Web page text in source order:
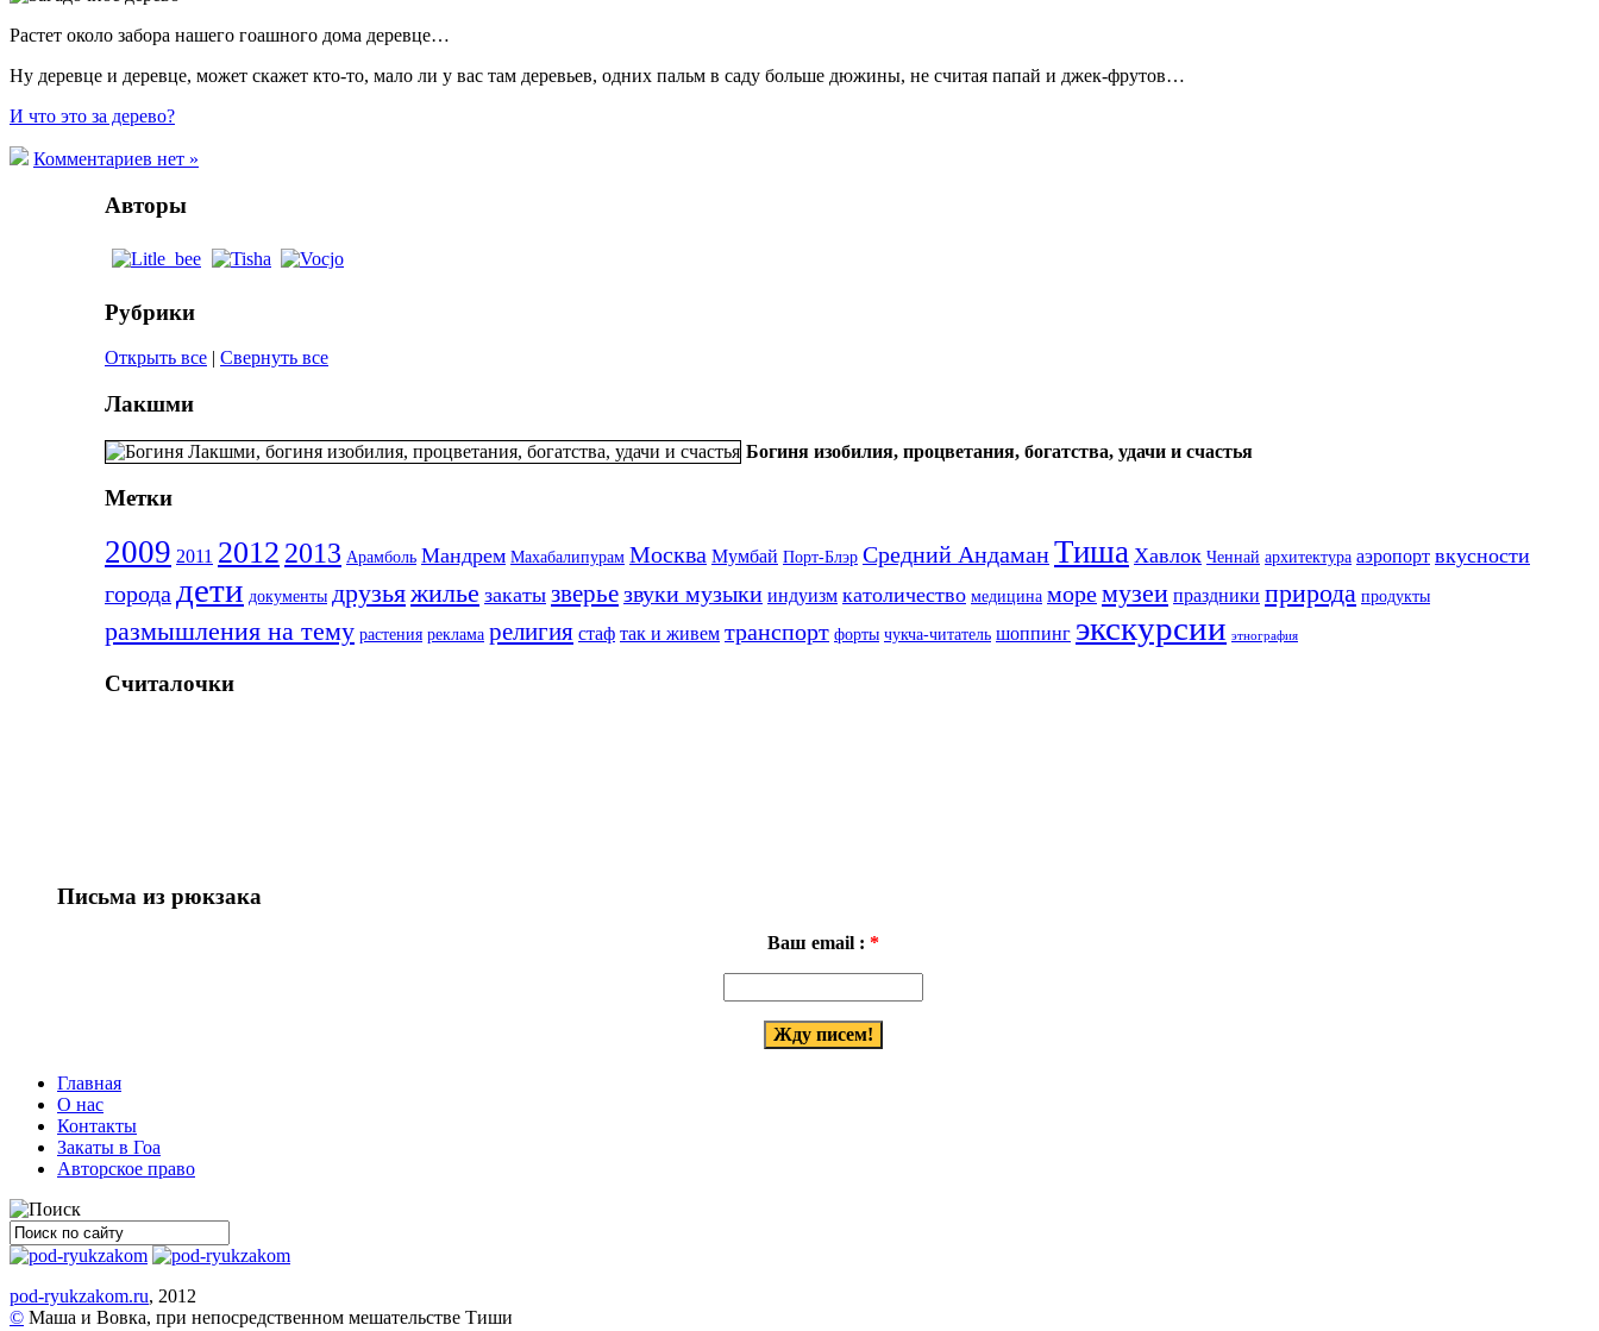
Растет около забора нашего гоашного дома деревце…
Ну деревце и деревце, может скажет кто-то, мало ли у вас там деревьев, одних пальм в саду больше дюжины, не считая папай и джек-фрутов…
И что это за дерево?
Комментариев нет »
Авторы
Рубрики
Открыть все | Свернуть все
Лакшми
Богиня изобилия, процветания, богатства, удачи и счастья
Метки
2009 2011 2012 2013 Арамболь Мандрем Махабалипурам Москва Мумбай Порт-Блэр Средний АндаманТиша Хавлок Ченнай архитектура аэропорт вкусности
города дети документы друзьяжилье закаты зверьезвуки музыки индуизм католичество медицина моремузеи праздники природа продукты
размышления на тему растения реклама религия стаф так и живем транспорт форты чукча-читатель шоппинг экскурсии этнография
Считалочки
Письма из рюкзака
Ваш email : *
Главная
О нас
Контакты
Закаты в Гоа
Авторское право
pod-ryukzakom.ru, 2012
© Маша и Вовка, при непосредственном мешательстве Тиши